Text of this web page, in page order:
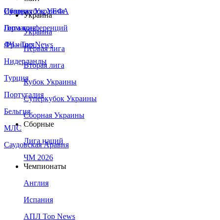
Сборная Украины
Италия
Германия
Франция
Нидерланды
Турция
Португалия
Бельгия
МЛС
Саудовская Аравия
Суперкубок УЕФА
Лига конференций
ЛЧ - Top News
Украина
Украина
Первая лига
Вторая лига
Кубок Украины
Суперкубок Украины
Сборная Украины
Сборные
Лига наций
ЧМ 2026
Чемпионаты
Англия
Испания
АПЛ Top News